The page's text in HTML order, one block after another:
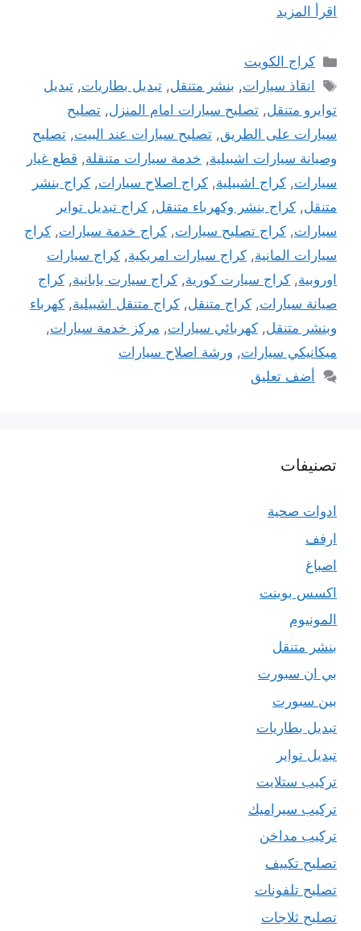
اقرأ المزيد
التصنيفات
كراج الكويت
الوسوم
انقاذ سيارات, بنشر متنقل,تبديل بطاريات,تبديل
توايرو متنقل, تصليح سيارات امام المنزل, تصليح
سيارات على الطريق, تصليح سيارات عند البيت, تصليح
وصيانة سيارات اشبيلية, خدمة سيارات متنقلة, قطع غيار
سيارات, كراج اشبيلية, كراج اصلاح سيارات, كراج بنشر
متنقل, كراج بنشر وكهرباء متنقل, كراج تبديل تواير
سيارات, كراج تصليح سيارات, كراج خدمة سيارات, كراج
سيارات المانية, كراج سيارات امريكية, كراج سيارات
اوروبية, كراج سيارت كورية, كراج سيارت يابانية, كراج
صيانة سيارات, كراج متنقل, كراج متنقل اشبيلية, كهرباء
وبنشر متنقل, كهربائي سيارات, مركز خدمة سيارات,
ميكانيكي سيارات, ورشة اصلاح سيارات
أضف تعليق
تصنيفات
ادوات صحية
ارفف
اصباغ
اكسس بوينت
المونيوم
بنشر متنقل
بي ان سبورت
بين سبورت
تبديل بطاريات
تبديل تواير
تركيب ستلايت
تركيب سيراميك
تركيب مداخن
تصليح تكييف
تصليح تلفونات
تصليح ثلاجات